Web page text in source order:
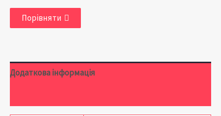
Порівняти
Додаткова інформація